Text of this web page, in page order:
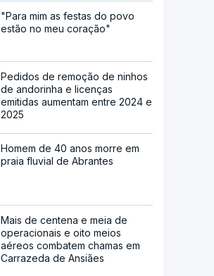
"Para mim as festas do povo
estão no meu coração"
Pedidos de remoção de ninhos
de andorinha e licenças
emitidas aumentam entre 2024 e
2025
Homem de 40 anos morre em
praia fluvial de Abrantes
Mais de centena e meia de
operacionais e oito meios
aéreos combatem chamas em
Carrazeda de Ansiães